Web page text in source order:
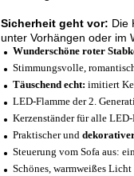
Sicherheit geht vor: Die
unter Vorhängen oder im
Wunderschöne roter
Stimmungsvolle,
Täuschend echt: imitiert
LED-Flamme der 2.
Kerzenständer für alle
Praktischer und
Steuerung vom Sofa aus:
Schönes, warmweißes Licht